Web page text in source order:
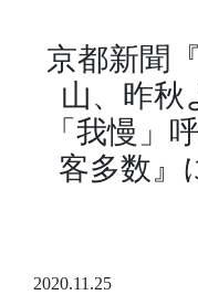
京都新聞
山、昨
「我慢」
客多数』
2020.11.25